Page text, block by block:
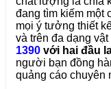
đang tìm kiếm một
mọi ý tưởng thiết
và trên đa dạng
1390 với hai đầu
người bạn đồng
quảng cáo chuyên